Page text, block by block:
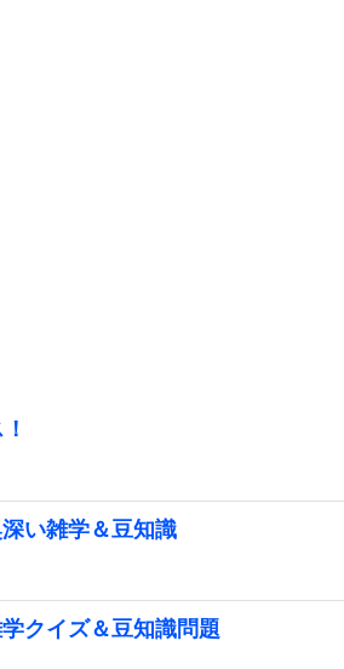
い雑学＆豆知識
クイズ＆豆知識問題